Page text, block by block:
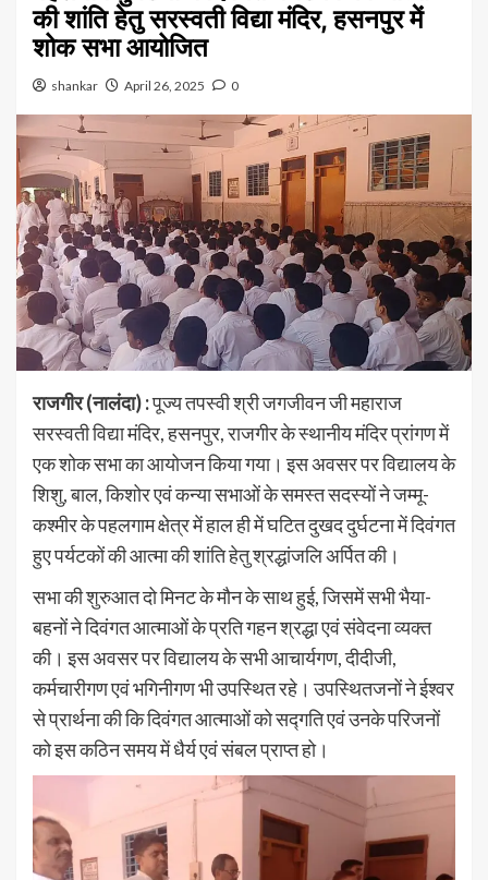
की शांति हेतु सरस्वती विद्या मंदिर, हसनपुर में
शोक सभा आयोजित
shankar April 26, 2025 0
राजगीर (नालंदा) :पूज्य तपस्वी श्री जगजीवन जी महाराज
सरस्वती विद्या मंदिर, हसनपुर, राजगीर के स्थानीय मंदिर प्रांगण में
एक शोक सभा का आयोजन किया गया। इस अवसर पर विद्यालय के
शिशु, बाल, किशोर एवं कन्या सभाओं के समस्त सदस्यों ने जम्मू-
कश्मीर के पहलगाम क्षेत्र में हाल ही में घटित दुखद दुर्घटना में दिवंगत
हुए पर्यटकों की आत्मा की शांति हेतु श्रद्धांजलि अर्पित की।
सभा की शुरुआत दो मिनट के मौन के साथ हुई, जिसमें सभी भैया-
बहनों ने दिवंगत आत्माओं के प्रति गहन श्रद्धा एवं संवेदना व्यक्त
की। इस अवसर पर विद्यालय के सभी आचार्यगण, दीदीजी,
कर्मचारीगण एवं भगिनीगण भी उपस्थित रहे। उपस्थितजनों ने ईश्वर
से प्रार्थना की कि दिवंगत आत्माओं को सद्गति एवं उनके परिजनों
को इस कठिन समय में धैर्य एवं संबल प्राप्त हो।